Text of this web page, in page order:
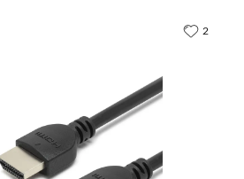
2